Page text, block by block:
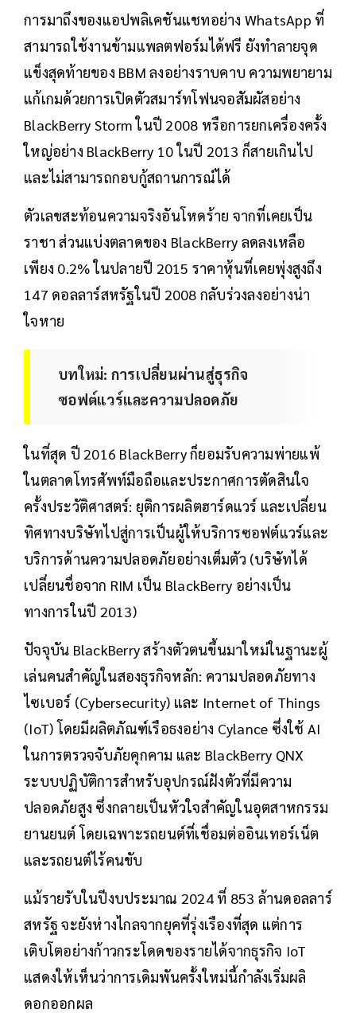
การมาถึงของแอปพลิเคชันแชทอย่าง WhatsApp ที่
สามารถใช้งานข้ามแพลตฟอร์มได้ฟรี ยังทำลายจุด
แข็งสุดท้ายของ BBM ลงอย่างราบคาบ ความพยายาม
แก้เกมด้วยการเปิดตัวสมาร์ทโฟนจอสัมผัสอย่าง
BlackBerry Storm ในปี 2008 หรือการยกเครื่องครั้ง
ใหญ่อย่าง BlackBerry 10 ในปี 2013 ก็สายเกินไป
และไม่สามารถกอบกู้สถานการณ์ได้
ตัวเลขสะท้อนความจริงอันโหดร้าย จากที่เคยเป็น
ราชา ส่วนแบ่งตลาดของ BlackBerry ลดลงเหลือ
เพียง 0.2% ในปลายปี 2015 ราคาหุ้นที่เคยพุ่งสูงถึง
147 ดอลลาร์สหรัฐในปี 2008 กลับร่วงลงอย่างน่า
ใจหาย
บทใหม่: การเปลี่ยนผ่านสู่ธุรกิจ
ซอฟต์แวร์และความปลอดภัย
ในที่สุด ปี 2016 BlackBerry ก็ยอมรับความพ่ายแพ้
ในตลาดโทรศัพท์มือถือและประกาศการตัดสินใจ
ครั้งประวัติศาสตร์: ยุติการผลิตฮาร์ดแวร์ และเปลี่ยน
ทิศทางบริษัทไปสู่การเป็นผู้ให้บริการซอฟต์แวร์และ
บริการด้านความปลอดภัยอย่างเต็มตัว (บริษัทได้
เปลี่ยนชื่อจาก RIM เป็น BlackBerry อย่างเป็น
ทางการในปี 2013)
ปัจจุบัน BlackBerry สร้างตัวตนขึ้นมาใหม่ในฐานะผู้
เล่นคนสำคัญในสองธุรกิจหลัก: ความปลอดภัยทาง
ไซเบอร์ (Cybersecurity) และ Internet of Things
(IoT) โดยมีผลิตภัณฑ์เรือธงอย่าง Cylance ซึ่งใช้ AI
ในการตรวจจับภัยคุกคาม และ BlackBerry QNX
ระบบปฏิบัติการสำหรับอุปกรณ์ฝังตัวที่มีความ
ปลอดภัยสูง ซึ่งกลายเป็นหัวใจสำคัญในอุตสาหกรรม
ยานยนต์ โดยเฉพาะรถยนต์ที่เชื่อมต่ออินเทอร์เน็ต
และรถยนต์ไร้คนขับ
แม้รายรับในปีงบประมาณ 2024 ที่ 853 ล้านดอลลาร์
สหรัฐ จะยังห่างไกลจากยุคที่รุ่งเรืองที่สุด แต่การ
เติบโตอย่างก้าวกระโดดของรายได้จากธุรกิจ IoT
แสดงให้เห็นว่าการเดิมพันครั้งใหม่นี้กำลังเริ่มผลิ
ดอกออกผล